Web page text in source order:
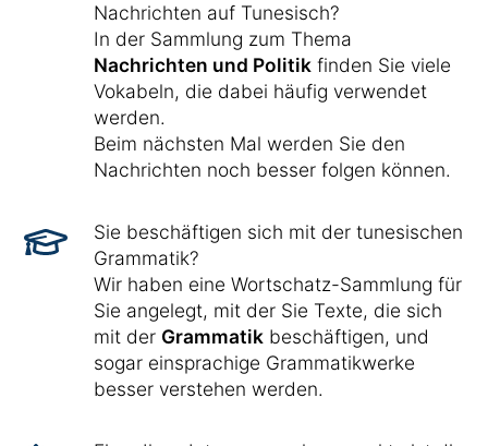
Nachrichten auf Tunesisch?
In der Sammlung zum Thema
Nachrichten und Politik finden Sie viele
Vokabeln, die dabei häufig verwendet
werden.
Beim nächsten Mal werden Sie den
Nachrichten noch besser folgen können.
Sie beschäftigen sich mit der tunesischen
Grammatik?
Wir haben eine Wortschatz-Sammlung für
Sie angelegt, mit der Sie Texte, die sich
mit der Grammatik beschäftigen, und
sogar einsprachige Grammatikwerke
besser verstehen werden.